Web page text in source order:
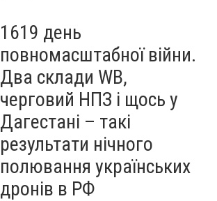
1619 день
повномасштабної війни.
Два склади WB,
черговий НПЗ і щось у
Дагестані – такі
результати нічного
полювання українських
дронів в РФ